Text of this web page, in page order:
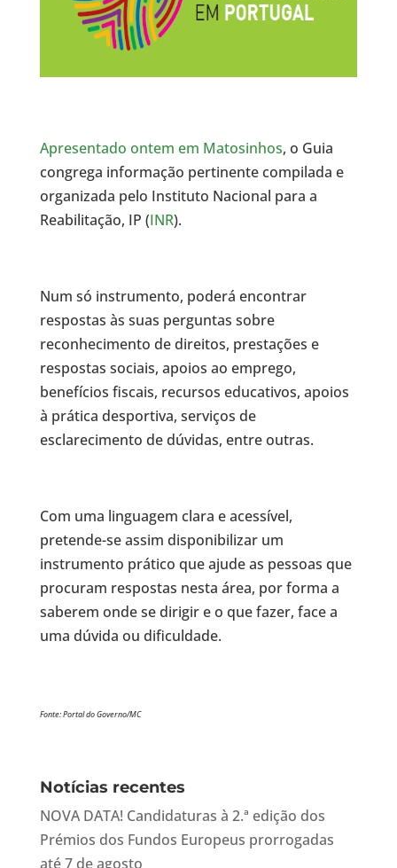
Apresentado ontem em Matosinhos, o Guia
congrega informação pertinente compilada e
organizada pelo Instituto Nacional para a
Reabilitação, IP (INR).
Num só instrumento, poderá encontrar
respostas às suas perguntas sobre
reconhecimento de direitos, prestações e
respostas sociais, apoios ao emprego,
benefícios fiscais, recursos educativos, apoios
à prática desportiva, serviços de
esclarecimento de dúvidas, entre outras.
Com uma linguagem clara e acessível,
pretende-se assim disponibilizar um
instrumento prático que ajude as pessoas que
procuram respostas nesta área, por forma a
saberem onde se dirigir e o que fazer, face a
uma dúvida ou dificuldade.
Fonte: Portal do Governo/MC
Notícias recentes
NOVA DATA! Candidaturas à 2.ª edição dos
Prémios dos Fundos Europeus prorrogadas
até 7 de agosto